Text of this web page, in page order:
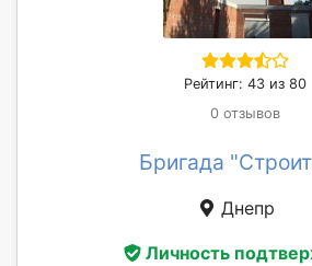
Рейтинг: 43 из 80
0 отзывов
Бригада
Днепр
Личность